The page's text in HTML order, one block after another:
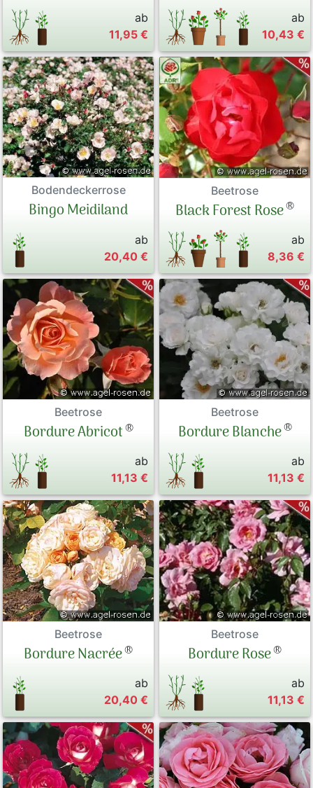
ab
11,95 €
ab
10,43 €
Bodendeckerrose
Bingo Meidiland
ab
20,40 €
Beetrose
Black Forest Rose®
ab
8,36 €
Beetrose
Bordure Abricot®
ab
11,13 €
Beetrose
Bordure Blanche®
ab
11,13 €
Beetrose
Bordure Nacrée®
ab
20,40 €
Beetrose
Bordure Rose®
ab
11,13 €